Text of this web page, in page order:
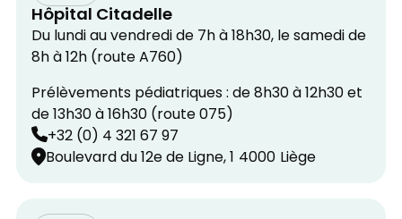
Hôpital Citadelle
Du lundi au vendredi de 7h à 18h30, le samedi de
8h à 12h (route A760)
Prélèvements pédiatriques : de 8h30 à 12h30 et
de 13h30 à 16h30 (route 075)
+32 (0) 4 321 67 97
Boulevard du 12e de Ligne, 1 4000 Liège